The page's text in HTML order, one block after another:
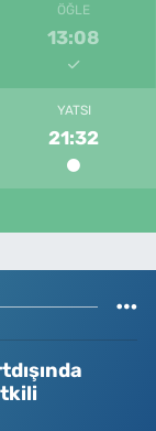
ÖĞLE
13:08
YATSI
21:32